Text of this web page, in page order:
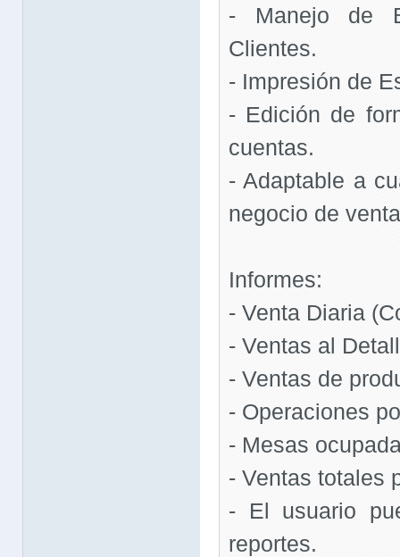
- Manejo de
Clientes.
- Impresión de
- Edición de
cuentas.
- Adaptable a
negocio de
Informes:
- Venta Diaria
- Ventas al
- Ventas de
- Operaciones
- Mesas
- Ventas totales
- El usuario
reportes.